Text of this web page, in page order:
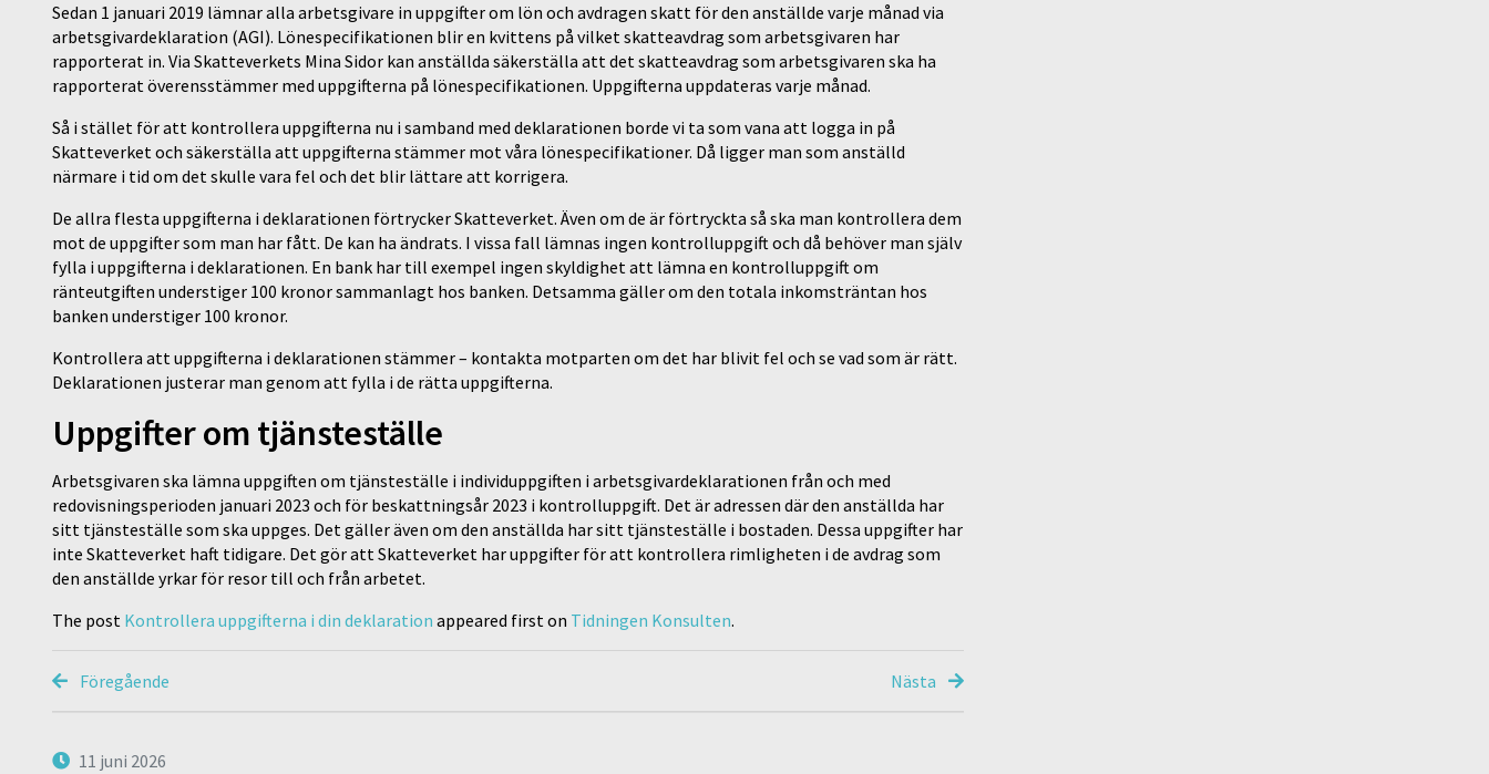
Sedan 1 januari 2019 lämnar alla arbetsgivare in uppgifter om lön och avdragen skatt för den anställde varje månad via
arbetsgivardeklaration (AGI). Lönespecifikationen blir en kvittens på vilket skatteavdrag som arbetsgivaren har
rapporterat in. Via Skatteverkets Mina Sidor kan anställda säkerställa att det skatteavdrag som arbetsgivaren ska ha
rapporterat överensstämmer med uppgifterna på lönespecifikationen. Uppgifterna uppdateras varje månad.
Så i stället för att kontrollera uppgifterna nu i samband med deklarationen borde vi ta som vana att logga in på
Skatteverket och säkerställa att uppgifterna stämmer mot våra lönespecifikationer. Då ligger man som anställd
närmare i tid om det skulle vara fel och det blir lättare att korrigera.
De allra flesta uppgifterna i deklarationen förtrycker Skatteverket. Även om de är förtryckta så ska man kontrollera dem
mot de uppgifter som man har fått. De kan ha ändrats. I vissa fall lämnas ingen kontrolluppgift och då behöver man själv
fylla i uppgifterna i deklarationen. En bank har till exempel ingen skyldighet att lämna en kontrolluppgift om
ränteutgiften understiger 100 kronor sammanlagt hos banken. Detsamma gäller om den totala inkomsträntan hos
banken understiger 100 kronor.
Kontrollera att uppgifterna i deklarationen stämmer – kontakta motparten om det har blivit fel och se vad som är rätt.
Deklarationen justerar man genom att fylla i de rätta uppgifterna.
Uppgifter om tjänsteställe
Arbetsgivaren ska lämna uppgiften om tjänsteställe i individuppgiften i arbetsgivardeklarationen från och med
redovisningsperioden januari 2023 och för beskattningsår 2023 i kontrolluppgift. Det är adressen där den anställda har
sitt tjänsteställe som ska uppges. Det gäller även om den anställda har sitt tjänsteställe i bostaden. Dessa uppgifter har
inte Skatteverket haft tidigare. Det gör att Skatteverket har uppgifter för att kontrollera rimligheten i de avdrag som
den anställde yrkar för resor till och från arbetet.
The post Kontrollera uppgifterna i din deklaration appeared first on Tidningen Konsulten.
Föregående Nästa
11 juni 2026